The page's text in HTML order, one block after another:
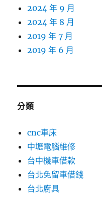
2024 年 9 月
2024 年 8 月
2019 年 7 月
2019 年 6 月
分類
cnc車床
中壢電腦維修
台中機車借款
台北免留車借錢
台北廚具